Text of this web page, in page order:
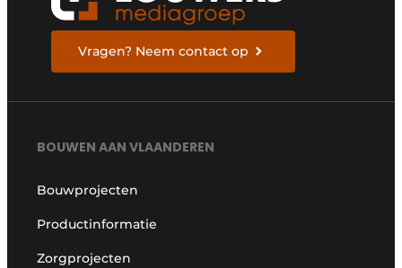
Vragen? Neem contact op
BOUWEN AAN VLAANDEREN
Bouwprojecten
Productinformatie
Zorgprojecten